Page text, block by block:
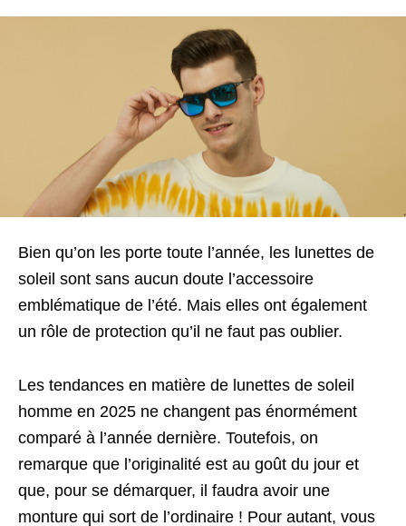
Bien qu’on les porte toute l’année, les lunettes de
soleil sont sans aucun doute l’accessoire
emblématique de l’été. Mais elles ont également
un rôle de protection qu’il ne faut pas oublier.
Les tendances en matière de lunettes de soleil
homme en 2025 ne changent pas énormément
comparé à l’année dernière. Toutefois, on
remarque que l’originalité est au goût du jour et
que, pour se démarquer, il faudra avoir une
monture qui sort de l’ordinaire ! Pour autant, vous